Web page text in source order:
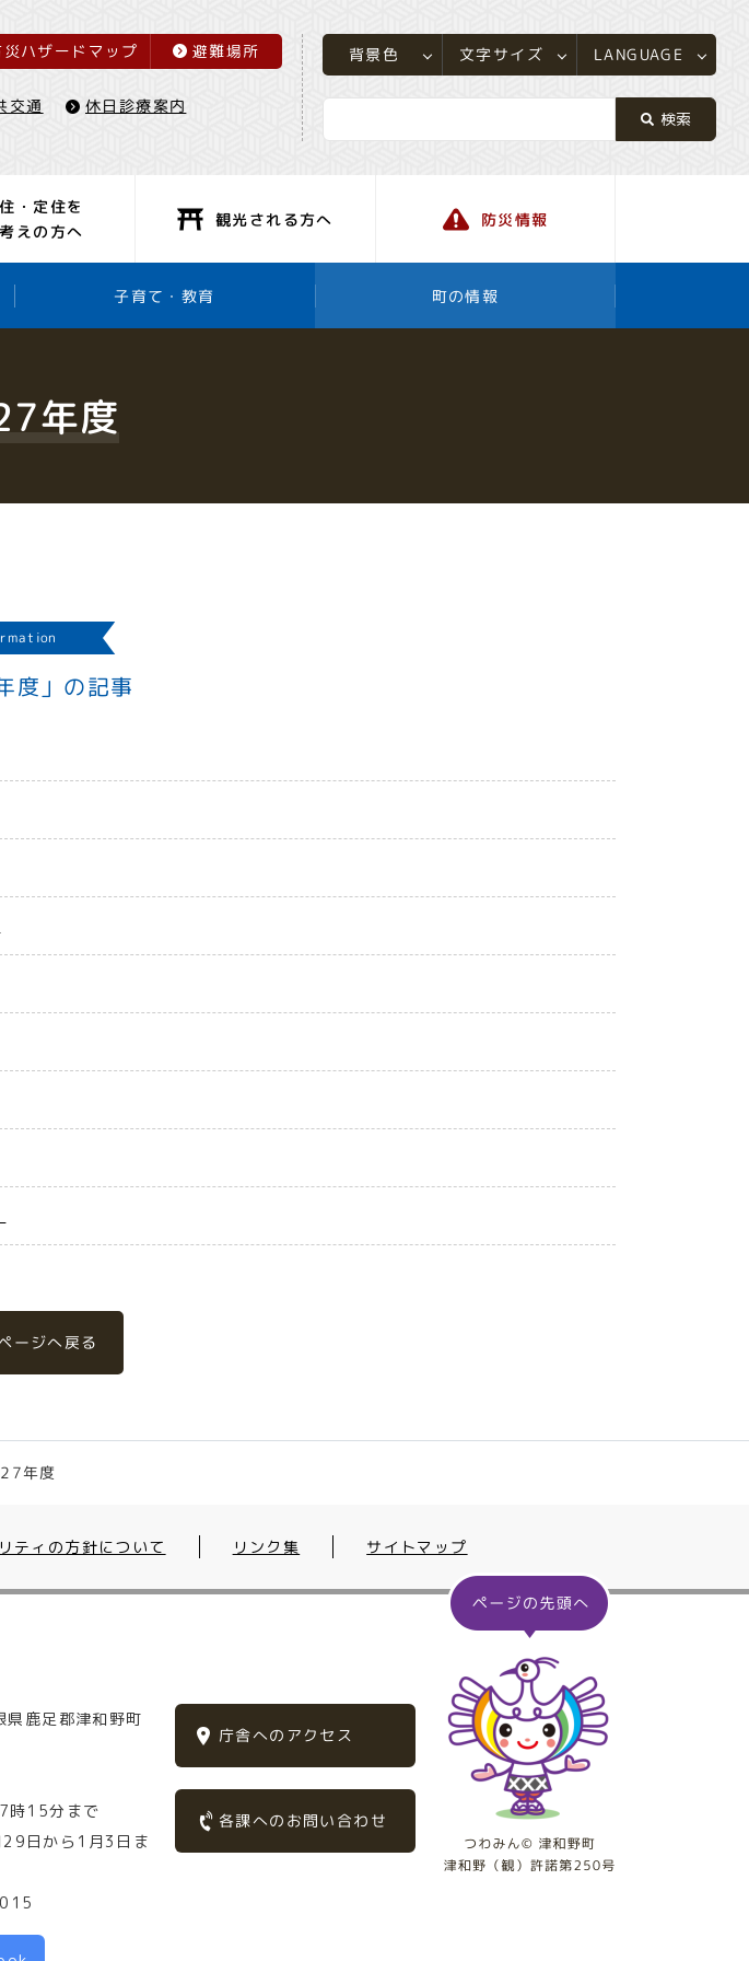
災ハザードマップ 避難場所
交通 休日診療案内
背景色 文字サイズ LANGUAGE
子育て・教育 町の情報
・定住を
えの方へ
観光される方へ 防災情報
年度
度」の記事
ージへ戻る
年度
ティの方針について リンク集 サイトマップ
県鹿足郡津和野町
時15分まで
29日から1月3日ま
庁舎へのアクセス
各課へのお問い合わせ